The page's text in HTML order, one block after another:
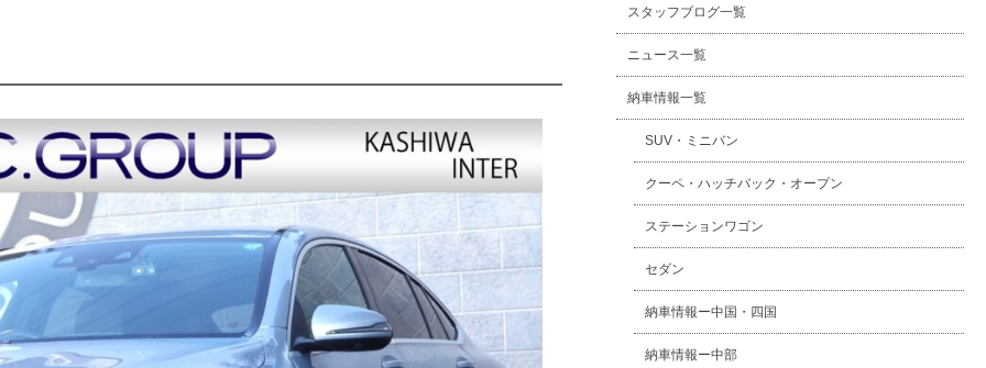
スタッフブログ一覧
ニュース一覧
納車情報一覧
SUV・ミニバン
クーペ・ハッチバック・オープン
ステーションワゴン
セダン
納車情報ー中国・四国
納車情報ー中部